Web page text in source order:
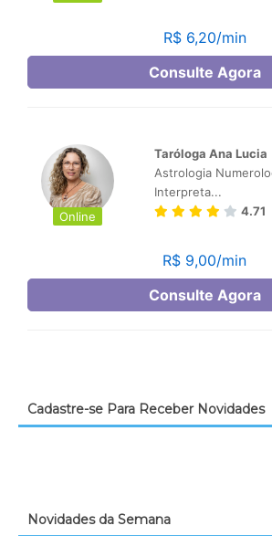
Cadastre-se Para Receber Novidades
Novidades da Semana